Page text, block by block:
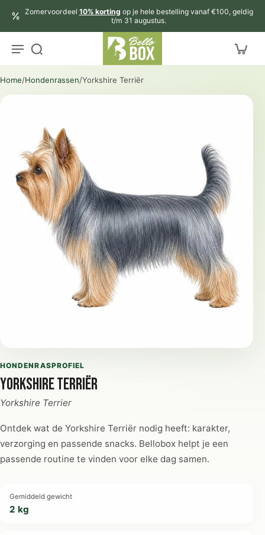
Zomervoordeel 10% korting op je hele bestelling vanaf €100, geldig
t/m 31 augustus.
Home/Hondenrassen/Yorkshire Terriër
HONDENRASPROFIEL
Yorkshire Terriër
Yorkshire Terrier
Ontdek wat de Yorkshire Terriër nodig heeft: karakter,
verzorging en passende snacks. Bellobox helpt je een
passende routine te vinden voor elke dag samen.
Gemiddeld gewicht
2 kg